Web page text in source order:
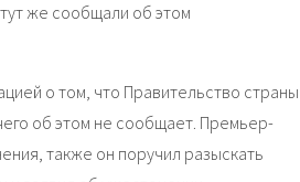
же сообщали об этом
о том, что Правительство страны
об этом не сообщает. Премьер-
также он поручил разыскать